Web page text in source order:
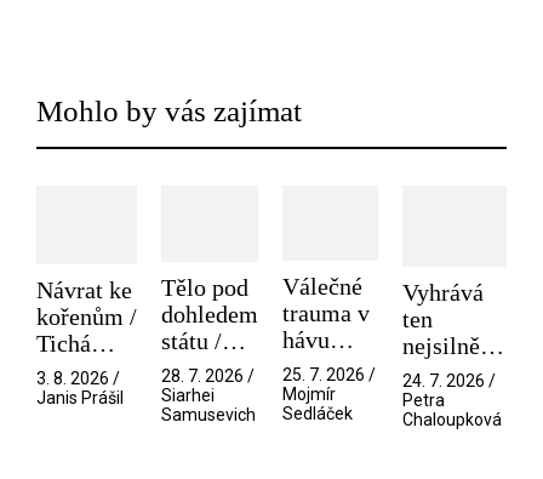
Mohlo by vás zajímat
Návrat ke
kořenům /
Tichá
přítelkyně
3. 8. 2026 /
Janis Prášil
Tělo pod
dohledem
státu /
Pramen
28. 7. 2026 /
Siarhei
Samusevich
Válečné
trauma v
hávu
spektáklu
/ Odyssea
25. 7. 2026 /
Mojmír
Sedláček
Vyhrává
ten
nejsilnější
/ V nitru
manosféry
24. 7. 2026 /
Petra
Chaloupková